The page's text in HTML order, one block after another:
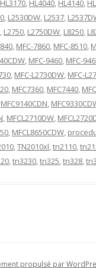
HL3170, HL4040, HL4140,
, L2530DW, L2537,
, L2750, L2750DW, L8250,
, MFC-7860, MFC-8510,
, MFC-9460, MFC-
, MFC-L2730DW, MFC-
, MFC7360, MFC7440,
MFC9140CDN,
, MFCL2710DW,
, MFCL8650CDW,
,TN2010xl,tn2110,
,tn3230,tn325,tn328,
propulsé par